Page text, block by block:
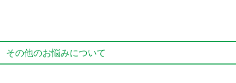
その他のお悩みについて